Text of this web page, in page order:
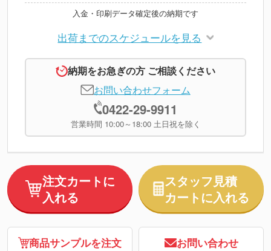
入金・印刷データ確定後の納期です
出荷までのスケジュールを見る
納期をお急ぎの方 ご相談ください
お問い合わせフォーム
0422-29-9911
営業時間 10:00～18:00 土日祝を除く
注文カートに
入れる
スタッフ見積
カートに入れる
商品サンプルを注文 お問い合わせ